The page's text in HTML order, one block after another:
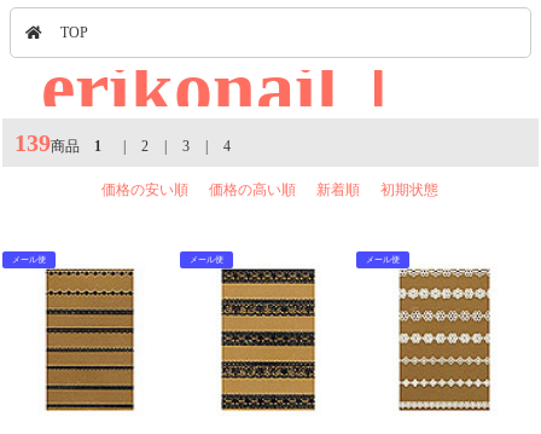
TOP
erikonail｜
139商品 1 2 3 4
価格の安い順 価格の高い順 新着順 初期状態
メール便 メール便 メール便